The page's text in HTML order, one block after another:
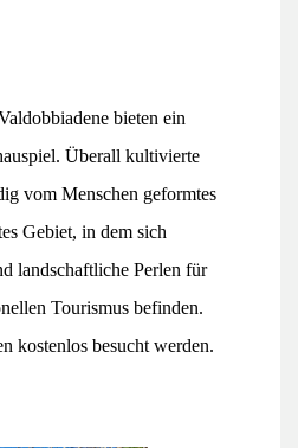
bieten ein
Überall kultivierte
vom Menschen geformtes
Gebiet, in dem sich
landschaftliche Perlen für
Tourismus befinden.
kostenlos besucht werden.